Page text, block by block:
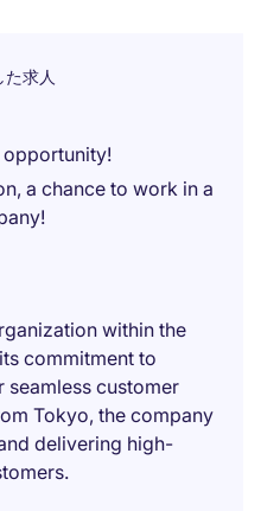
た求人
opportunity!
a chance to work in a
within the
commitment to
customer
Tokyo, the company
delivering high-